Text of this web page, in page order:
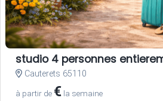
studio 4 personnes
Cauterets 65110
à partir de € la semaine